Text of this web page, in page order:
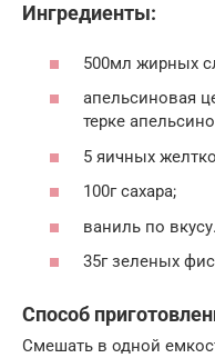
Ингредиенты:
500мл жирных
апельсиновая
терке
5 яичных
100г сахара;
ваниль по вкусу.
35г зеленых
Способ
Смешать в одной